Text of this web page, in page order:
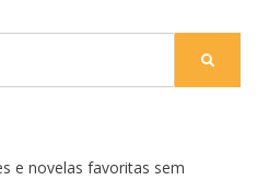
e novelas favoritas sem